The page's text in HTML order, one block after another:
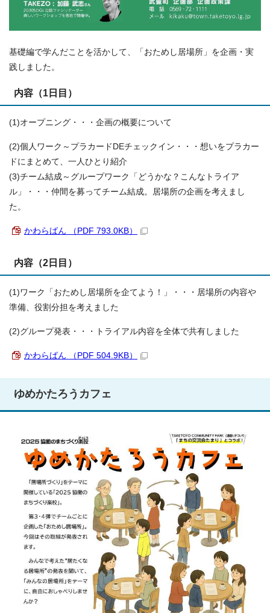
基礎編で学んだことを活かして、「おためし居場所」を企画・実
践しました。
内容（1日目）
(1)オープニング・・・企画の概要について
(2)個人ワーク～プラカードDEチェックイン・・・想いをプラカー
ドにまとめて、一人ひとり紹介
(3)チーム結成～グループワーク「どうかな？こんなトライア
ル」・・・仲間を募ってチーム結成。居場所の企画を考えまし
た。
かわらばん （PDF 793.0KB）
内容（2日目）
(1)ワーク「おためし居場所を企てよう！」・・・居場所の内容や
準備、役割分担を考えました
(2)グループ発表・・・トライアル内容を全体で共有しました
かわらばん （PDF 504.9KB）
ゆめかたろうカフェ